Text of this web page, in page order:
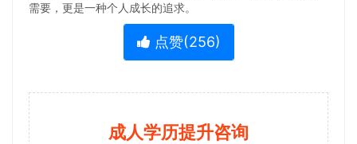
需要，更是一种个人成长的追求。
点赞(256)
成人学历提升咨询